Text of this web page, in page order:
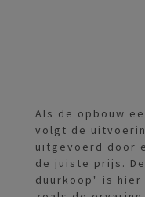
Als de opbouw
volgt de
uitgevoerd door
de juiste prijs.
duurkoop" is